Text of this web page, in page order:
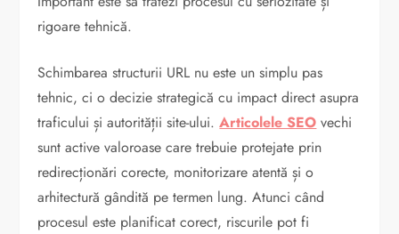
rigoare tehnică.
Schimbarea structurii URL nu este un simplu pas
tehnic, ci o decizie strategică cu impact direct asupra
traficului și autorității site-ului.Articolele SEO vechi
sunt active valoroase care trebuie protejate prin
redirecționări corecte, monitorizare atentă și o
arhitectură gândită pe termen lung. Atunci când
procesul este planificat corect, riscurile pot fi